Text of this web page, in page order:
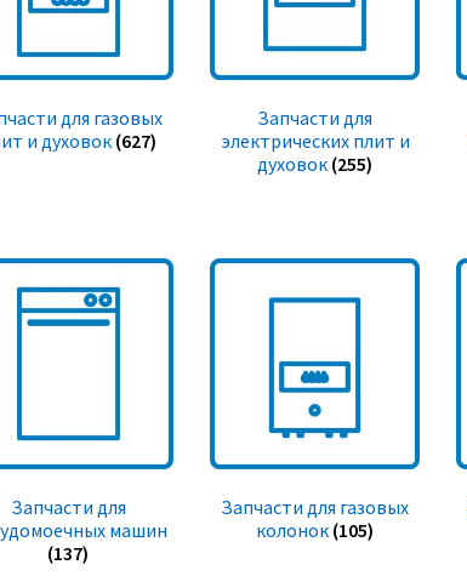
для газовых
и духовок (627)
Запчасти для
электрических плит и
духовок (255)
Запчасти для
машин
(137)
Запчасти для газовых
колонок (105)